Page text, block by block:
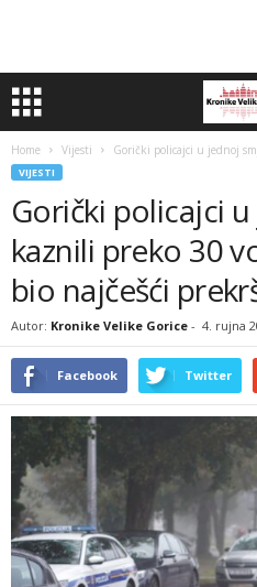
Home Vijesti Gorički policajci u jednoj
VIJESTI
Gorički policajci
kaznili preko 30
bio najčešći
Autor: Kronike Velike Gorice - 4. rujna
Facebook Twitter